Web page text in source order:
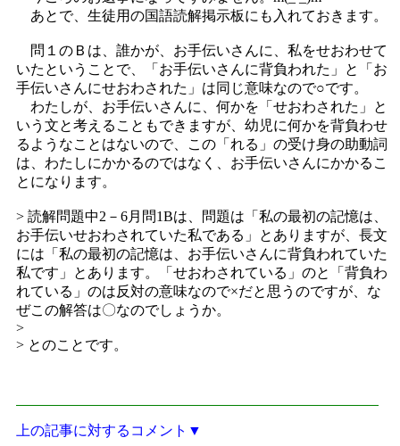
あとで、生徒用の国語読解掲示板にも入れておきます。
問１のＢは、誰かが、お手伝いさんに、私をせおわせて
いたということで、「お手伝いさんに背負われた」と「お
手伝いさんにせおわされた」は同じ意味なので○です。
わたしが、お手伝いさんに、何かを「せおわされた」と
いう文と考えることもできますが、幼児に何かを背負わせ
るようなことはないので、この「れる」の受け身の助動詞
は、わたしにかかるのではなく、お手伝いさんにかかるこ
とになります。
> 読解問題中2－6月問1Bは、問題は「私の最初の記憶は、
お手伝いせおわされていた私である」とありますが、長文
には「私の最初の記憶は、お手伝いさんに背負われていた
私です」とあります。「せおわされている」のと「背負わ
れている」のは反対の意味なので×だと思うのですが、な
ぜこの解答は〇なのでしょうか。
>
> とのことです。
上の記事に対するコメント▼